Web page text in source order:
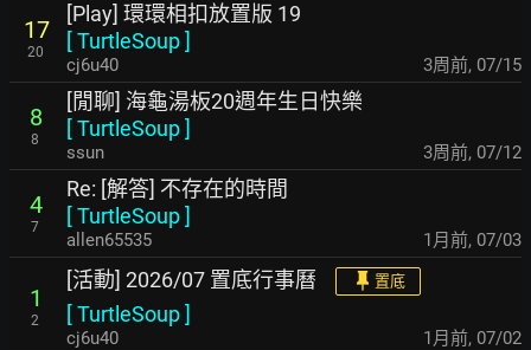
17
20
[Play] 環環相扣放置版 19
[TurtleSoup]
cj6u40 3周前, 07/15
8
8
[閒聊] 海龜湯板20週年生日快樂
[TurtleSoup]
ssun 3周前, 07/12
4
7
Re: [解答] 不存在的時間
[TurtleSoup]
allen65535 1月前, 07/03
1
2
[活動] 2026/07 置底行事曆 置底
[TurtleSoup]
cj6u40 1月前, 07/02